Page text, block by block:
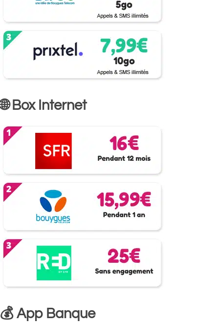
🌐 Box Internet
💰 App Banque